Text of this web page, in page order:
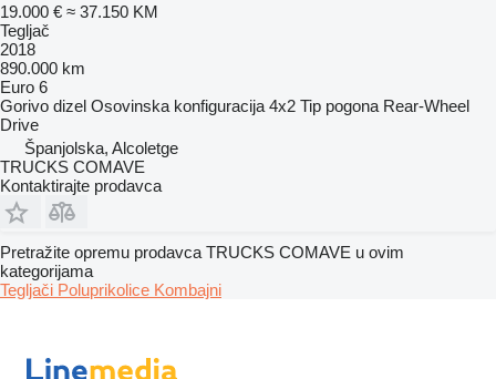
19.000 € ≈ 37.150 KM
Tegljač
2018
890.000 km
Euro 6
Gorivo dizel Osovinska konfiguracija 4x2 Tip pogona Rear-Wheel
Drive
Španjolska, Alcoletge
TRUCKS COMAVE
Kontaktirajte prodavca
Pretražite opremu prodavca TRUCKS COMAVE u ovim
kategorijama
Tegljači Poluprikolice Kombajni